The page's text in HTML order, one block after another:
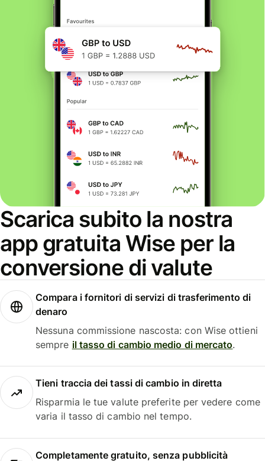
Scarica subito la nostra
app gratuita Wise per la
conversione di valute
Compara i fornitori di servizi di trasferimento di
denaro
Nessuna commissione nascosta: con Wise ottieni
sempre il tasso di cambio medio di mercato.
Tieni traccia dei tassi di cambio in diretta
Risparmia le tue valute preferite per vedere come
varia il tasso di cambio nel tempo.
Completamente gratuito, senza pubblicità